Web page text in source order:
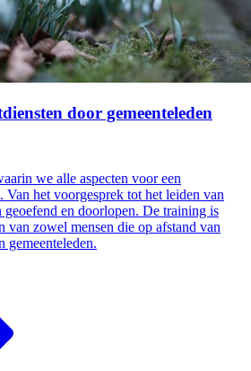
door gemeenteleden
we alle aspecten voor een
Van het voorgesprek tot het leiden van
geoefend en doorlopen. De training is
van zowel mensen die op afstand van
gemeenteleden.